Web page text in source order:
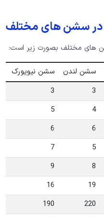
سشن لندن
سشن نیویورک
3
3
4
5
6
6
5
7
8
9
19
16
220
190